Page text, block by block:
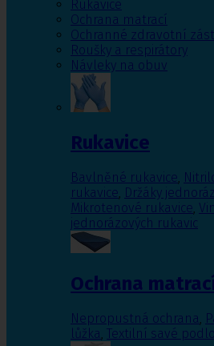
Rukavice
Ochrana matrací
Ochranné zdravotní
Roušky a respirátory
Návleky na obuv
Rukavice
Bavlněné rukavice,
rukavice, Držáky
Mikrotenové rukavice,
jednorázových rukavic
Ochrana
Nepropustná ochrana,
lůžka, Textilní savé